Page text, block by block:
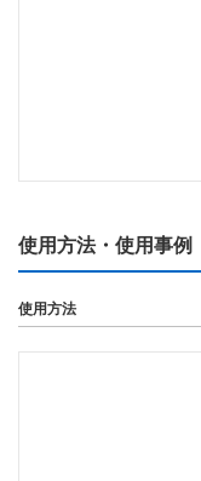
使用方法・使用事例
使用方法